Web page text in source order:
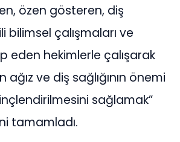
özen gösteren, diş
bilimsel çalışmaları ve
eden hekimlerle çalışarak
ve diş sağlığının önemi
sağlamak”
tamamladı.